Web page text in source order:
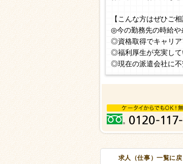
【こんな方はぜひご
◎今の勤務先の時給や
◎資格取得でキャリ
◎福利厚生が充実し
◎現在の派遣会社に
求人（仕事）一覧に戻